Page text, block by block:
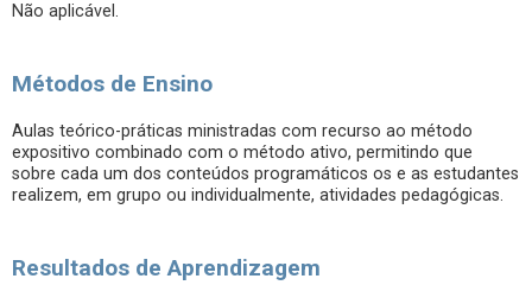
Não aplicável.
Métodos de Ensino
Aulas teórico-práticas ministradas com recurso ao método
expositivo combinado com o método ativo, permitindo que
sobre cada um dos conteúdos programáticos os e as estudantes
realizem, em grupo ou individualmente, atividades pedagógicas.
Resultados de Aprendizagem